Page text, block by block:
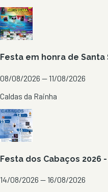
Festa em honra de Santa
08/08/2026 — 11/08/2026
Caldas da Rainha
Festa dos Cabaços 2026
14/08/2026 — 16/08/2026